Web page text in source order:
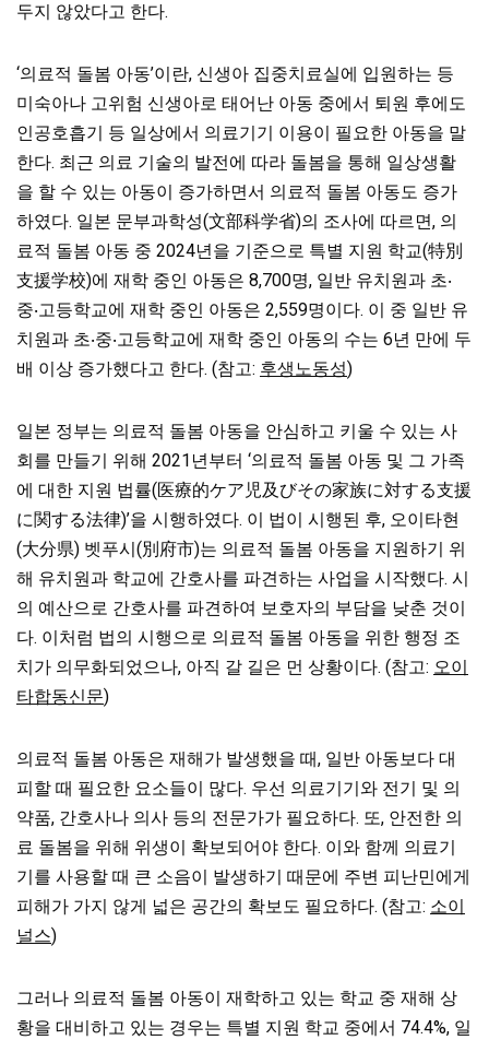
두지 않았다고 한다.
‘의료적 돌봄 아동’이란, 신생아 집중치료실에 입원하는 등
미숙아나 고위험 신생아로 태어난 아동 중에서 퇴원 후에도
인공호흡기 등 일상에서 의료기기 이용이 필요한 아동을 말
한다. 최근 의료 기술의 발전에 따라 돌봄을 통해 일상생활
을 할 수 있는 아동이 증가하면서 의료적 돌봄 아동도 증가
하였다. 일본 문부과학성(文部科学省)의 조사에 따르면, 의
료적 돌봄 아동 중 2024년을 기준으로 특별 지원 학교(特別
支援学校)에 재학 중인 아동은 8,700명, 일반 유치원과 초‧
중‧고등학교에 재학 중인 아동은 2,559명이다. 이 중 일반 유
치원과 초‧중‧고등학교에 재학 중인 아동의 수는 6년 만에 두
배 이상 증가했다고 한다. (참고: 후생노동성)
일본 정부는 의료적 돌봄 아동을 안심하고 키울 수 있는 사
회를 만들기 위해 2021년부터 ‘의료적 돌봄 아동 및 그 가족
에 대한 지원 법률(医療的ケア児及びその家族に対する支援
に関する法律)’을 시행하였다. 이 법이 시행된 후, 오이타현
(大分県) 벳푸시(別府市)는 의료적 돌봄 아동을 지원하기 위
해 유치원과 학교에 간호사를 파견하는 사업을 시작했다. 시
의 예산으로 간호사를 파견하여 보호자의 부담을 낮춘 것이
다. 이처럼 법의 시행으로 의료적 돌봄 아동을 위한 행정 조
치가 의무화되었으나, 아직 갈 길은 먼 상황이다. (참고: 오이
타합동신문)
의료적 돌봄 아동은 재해가 발생했을 때, 일반 아동보다 대
피할 때 필요한 요소들이 많다. 우선 의료기기와 전기 및 의
약품, 간호사나 의사 등의 전문가가 필요하다. 또, 안전한 의
료 돌봄을 위해 위생이 확보되어야 한다. 이와 함께 의료기
기를 사용할 때 큰 소음이 발생하기 때문에 주변 피난민에게
피해가 가지 않게 넓은 공간의 확보도 필요하다. (참고: 소이
널스)
그러나 의료적 돌봄 아동이 재학하고 있는 학교 중 재해 상
황을 대비하고 있는 경우는 특별 지원 학교 중에서 74.4%, 일